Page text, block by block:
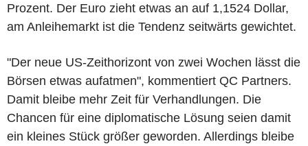
Prozent. Der Euro zieht etwas an auf 1,1524 Dollar,
am Anleihemarkt ist die Tendenz seitwärts gewichtet.
"Der neue US-Zeithorizont von zwei Wochen lässt die
Börsen etwas aufatmen", kommentiert QC Partners.
Damit bleibe mehr Zeit für Verhandlungen. Die
Chancen für eine diplomatische Lösung seien damit
ein kleines Stück größer geworden. Allerdings bleibe